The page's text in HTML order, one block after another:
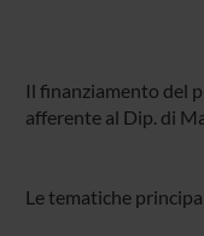
Il finanziamento del
afferente al Dip. di
Le tematiche